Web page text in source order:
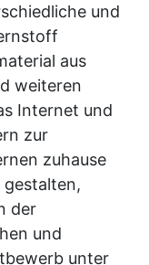
und
aus
weiteren
Internet und
zur
zuhause
der
und
unter